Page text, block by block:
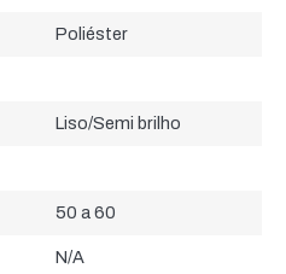
Poliéster
Liso/Semi brilho
50 a 60
N/A